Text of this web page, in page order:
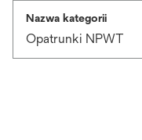
Nazwa kategorii
Opatrunki NPWT